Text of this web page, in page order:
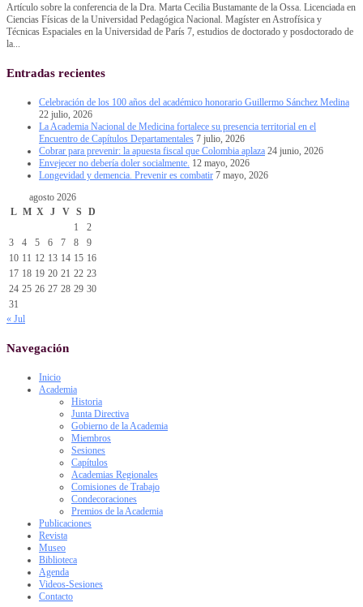
Artículo sobre la conferencia de la Dra. Marta Cecilia Bustamante de la Ossa. Licenciada en
Ciencias Físicas de la Universidad Pedagógica Nacional. Magíster en Astrofísica y
Técnicas Espaciales en la Universidad de París 7, estudios de doctorado y posdoctorado de
la...
Entradas recientes
Celebración de los 100 años del académico honorario Guillermo Sánchez Medina
22 julio, 2026
La Academia Nacional de Medicina fortalece su presencia territorial en el
Encuentro de Capítulos Departamentales 7 julio, 2026
Cobrar para prevenir: la apuesta fiscal que Colombia aplaza 24 junio, 2026
Envejecer no debería doler socialmente. 12 mayo, 2026
Longevidad y demencia. Prevenir es combatir 7 mayo, 2026
agosto 2026
L M X J V S
D
1
2
3
4 5 6 7 8
9
10 11 12 13 14 15 16
17 18 19 20 21 22 23
24 25 26 27 28 29 30
31
« Jul
Navegación
Inicio
Academia
Historia
Junta Directiva
Gobierno de la Academia
Miembros
Sesiones
Capítulos
Academias Regionales
Comisiones de Trabajo
Condecoraciones
Premios de la Academia
Publicaciones
Revista
Museo
Biblioteca
Agenda
Videos-Sesiones
Contacto